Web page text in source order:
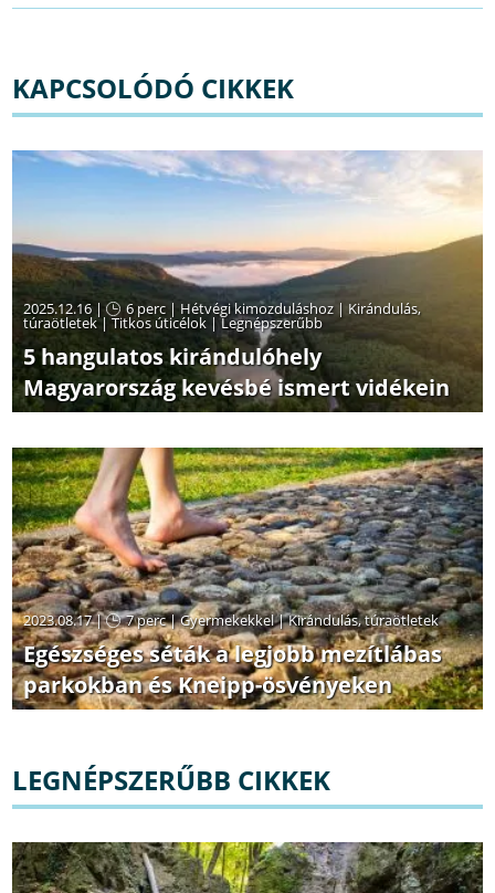
KAPCSOLÓDÓ CIKKEK
2025.12.16 | 6 perc|Hétvégi kimozduláshoz| Kirándulás,
túraötletek|Titkos úticélok |Legnépszerűbb
5 hangulatos kirándulóhely
Magyarország kevésbé ismert vidékein
2023.08.17 | 7 perc|Gyermekekkel|Kirándulás, túraötletek
Egészséges séták a legjobb mezítlábas
parkokban és Kneipp-ösvényeken
LEGNÉPSZERŰBB CIKKEK